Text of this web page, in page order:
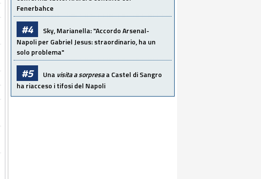
Fenerbahce
#4
Sky, Marianella: "Accordo Arsenal-
Napoli per Gabriel Jesus: straordinario, ha un
solo problema"
#5 Una visita a sorpresaa Castel di Sangro
ha riacceso i tifosi del Napoli